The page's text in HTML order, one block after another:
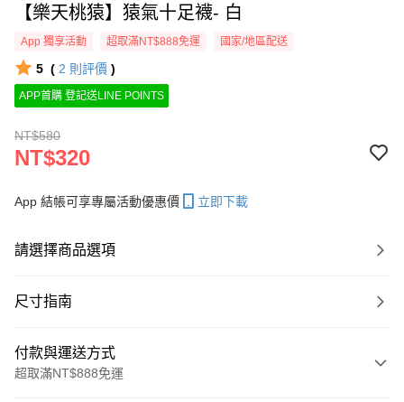
【樂天桃猿】猿氣十足襪- 白
App 獨享活動 超取滿NT$888免運 國家/地區配送
5 ( 2 則評價 )
APP首購 登記送LINE POINTS
NT$580
NT$320
App 結帳可享專屬活動優惠價 立即下載
請選擇商品選項
尺寸指南
付款與運送方式
超取滿NT$888免運